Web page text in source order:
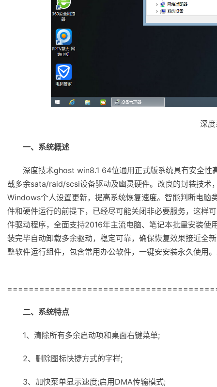
深
一、系统概述
深度技术ghost win8.1 64位通用正式版系统具有安全性
载多余sata/raid/scsi设备驱动及幽灵硬件。改良的封装技术
Windows个人设置更新，提高系统恢复速度。智能判断电脑
件和硬件运行的前提下，已经尽可能关闭非必要服务，这样
件驱动程序，全面支持2016年主流电脑、笔记本批量安装
装完毕自动卸载多余驱动，稳定可靠，确保恢复效果接近全
整软件运行组件，包含常用办公软件，一键安安装永久使用
二、系统特点
1、清除所有多余启动项和桌面右键菜单;
2、删除图标快捷方式的字样;
3、加快菜单显示速度;启用DMA传输模式;